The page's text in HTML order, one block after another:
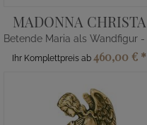
MADONNA CHRISTA
Ihr Komplettpreis ab 460,00 € *